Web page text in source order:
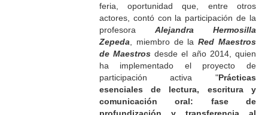
feria,
oportunidad que, entre otros
actores, contó con la participación de la
profesora Alejandra Hermosilla
Zepeda, miembro de laRed Maestros
de Maestros desde el año 2014, quien
ha implementado el proyecto de
participación activa "Prácticas
esenciales de lectura, escritura y
comunicación oral: fase de